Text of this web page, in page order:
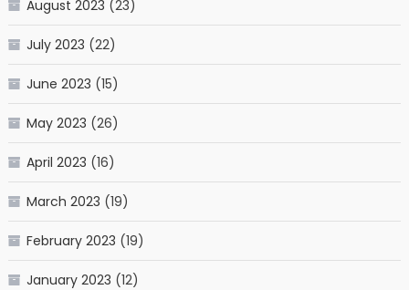
August 2023 (23)
July 2023 (22)
June 2023 (15)
May 2023 (26)
April 2023 (16)
March 2023 (19)
February 2023 (19)
January 2023 (12)